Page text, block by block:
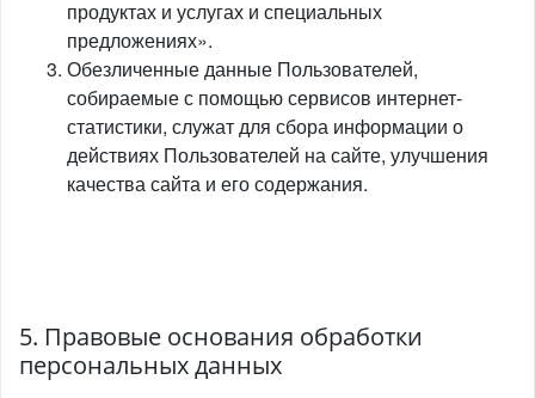
продуктах и услугах и специальных
предложениях».
Обезличенные данные Пользователей,
собираемые с помощью сервисов интернет-
статистики, служат для сбора информации о
действиях Пользователей на сайте, улучшения
качества сайта и его содержания.
5. Правовые основания обработки
персональных данных